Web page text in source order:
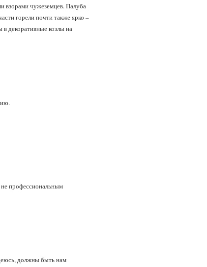
взорами чужеземцев. Палуба
горели почти также ярко –
декоративные козлы на
профессиональным
должны быть нам